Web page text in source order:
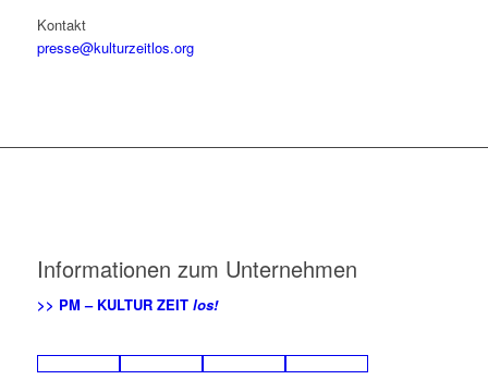
Kontakt
presse@kulturzeitlos.org
Informationen zum Unternehmen
>> PM – KULTUR ZEIT los!